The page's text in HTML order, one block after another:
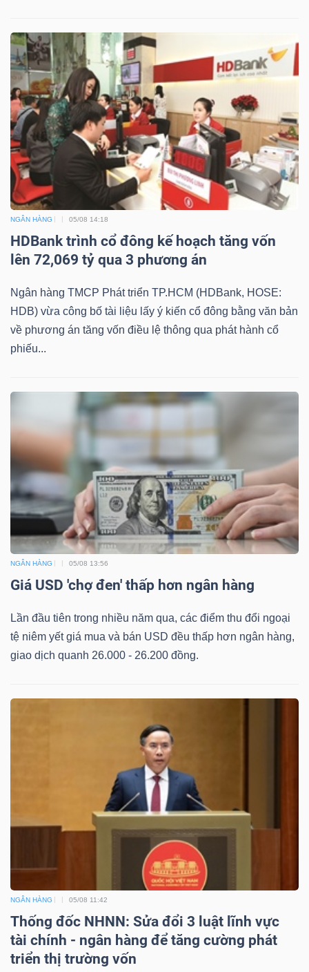
NGÂN HÀNG 05/08 14:18
HDBank trình cổ đông kế hoạch tăng vốn
lên 72,069 tỷ qua 3 phương án
Ngân hàng TMCP Phát triển TP.HCM (HDBank, HOSE:
HDB) vừa công bố tài liệu lấy ý kiến cổ đông bằng văn bản
về phương án tăng vốn điều lệ thông qua phát hành cổ
phiếu...
NGÂN HÀNG 05/08 13:56
Giá USD 'chợ đen' thấp hơn ngân hàng
Lần đầu tiên trong nhiều năm qua, các điểm thu đổi ngoại
tệ niêm yết giá mua và bán USD đều thấp hơn ngân hàng,
giao dịch quanh 26.000 - 26.200 đồng.
NGÂN HÀNG 05/08 11:42
Thống đốc NHNN: Sửa đổi 3 luật lĩnh vực
tài chính - ngân hàng để tăng cường phát
triển thị trường vốn